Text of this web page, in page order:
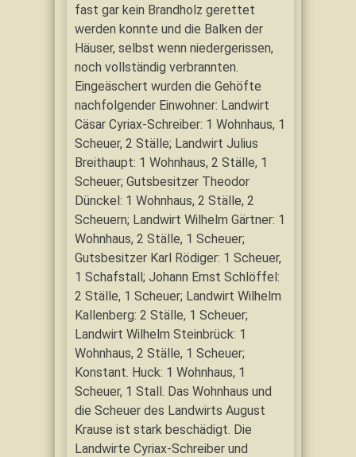
fast gar kein Brandholz gerettet
werden konnte und die Balken der
Häuser, selbst wenn niedergerissen,
noch vollständig verbrannten.
Eingeäschert wurden die Gehöfte
nachfolgender Einwohner: Landwirt
Cäsar Cyriax-Schreiber: 1 Wohnhaus, 1
Scheuer, 2 Ställe; Landwirt Julius
Breithaupt: 1 Wohnhaus, 2 Ställe, 1
Scheuer; Gutsbesitzer Theodor
Dünckel: 1 Wohnhaus, 2 Ställe, 2
Scheuern; Landwirt Wilhelm Gärtner: 1
Wohnhaus, 2 Ställe, 1 Scheuer;
Gutsbesitzer Karl Rödiger: 1 Scheuer,
1 Schafstall; Johann Ernst Schlöffel:
2 Ställe, 1 Scheuer; Landwirt Wilhelm
Kallenberg: 2 Ställe, 1 Scheuer;
Landwirt Wilhelm Steinbrück: 1
Wohnhaus, 2 Ställe, 1 Scheuer;
Konstant. Huck: 1 Wohnhaus, 1
Scheuer, 1 Stall. Das Wohnhaus und
die Scheuer des Landwirts August
Krause ist stark beschädigt. Die
Landwirte Cyriax-Schreiber und